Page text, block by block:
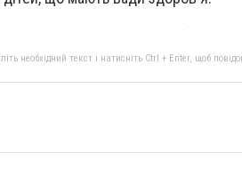
необхідний текст і натисніть Ctrl + Enter, щоб